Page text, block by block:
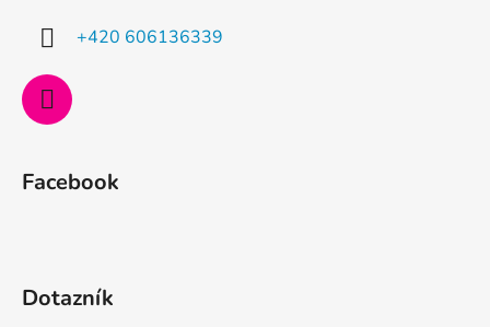
+420 606136339
Facebook
Dotazník